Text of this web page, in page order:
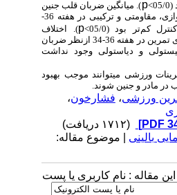
p
).میانگینضربان قلب جنین
،
مقاومتی و ترکیبی در هفته 36-
p). اختلاف
معنی‌داری بین گروه‌های تمرین در هفته 36-34 ازنظر ضربان
و دیاستولی وجودنداشت
ورزشی می­توانند موجب بهبود
مادر و جنین شوند.
ورزشی،فشارخون،
بالینی| موضوع مقاله:
مقاله : نام کاربری یا پست